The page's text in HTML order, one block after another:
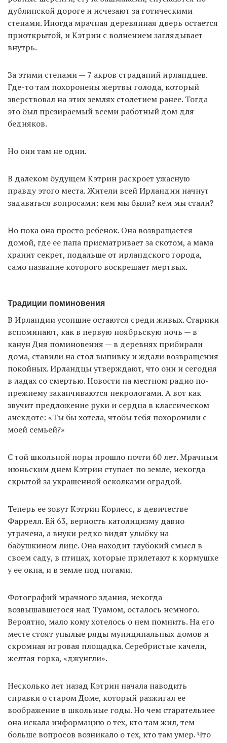
дублинской дороге и исчезают за готическими
стенами. Иногда мрачная деревянная дверь остается
приоткрытой, и Кэтрин с волнением заглядывает
внутрь.
За этими стенами — 7 акров страданий ирландцев.
Где-то там похоронены жертвы голода, который
зверствовал на этих землях столетием ранее. Тогда
это был презираемый всеми работный дом для
бедняков.
Но они там не одни.
В далеком будущем Кэтрин раскроет ужасную
правду этого места. Жители всей Ирландии начнут
задаваться вопросами: кем мы были? кем мы стали?
Но пока она просто ребенок. Она возвращается
домой, где ее папа присматривает за скотом, а мама
хранит секрет, подальше от ирландского города,
само название которого воскрешает мертвых.
Традиции поминовения
В Ирландии усопшие остаются среди живых. Старики
вспоминают, как в первую ноябрьскую ночь — в
канун Дня поминовения — в деревнях прибирали
дома, ставили на стол выпивку и ждали возвращения
покойных. Ирландцы утверждают, что они и сегодня
в ладах со смертью. Новости на местном радио по-
прежнему заканчиваются некрологами. А вот как
звучит предложение руки и сердца в классическом
анекдоте: «Ты бы хотела, чтобы тебя похоронили с
моей семьей?»
С той школьной поры прошло почти 60 лет. Мрачным
июньским днем Кэтрин ступает по земле, некогда
скрытой за украшенной осколками оградой.
Теперь ее зовут Кэтрин Корлесс, в девичестве
Фаррелл. Ей 63, верность католицизму давно
утрачена, а внуки редко видят улыбку на
бабушкином лице. Она находит глубокий смысл в
своем саду, в птицах, которые прилетают к кормушке
у ее окна, и в земле под ногами.
Фотографий мрачного здания, некогда
возвышавшегося над Туамом, осталось немного.
Вероятно, мало кому хотелось о нем помнить. На его
месте стоят унылые ряды муниципальных домов и
скромная игровая площадка. Серебристые качели,
желтая горка, «джунгли».
Несколько лет назад Кэтрин начала наводить
справки о старом Доме, который разжигал ее
воображение в школьные годы. Но чем старательнее
она искала информацию о тех, кто там жил, тем
больше вопросов возникало о тех, кто там умер. Что